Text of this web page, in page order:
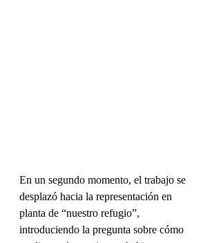
En un segundo momento, el trabajo se
desplazó hacia la representación en
planta de “nuestro refugio”,
introduciendo la pregunta sobre cómo